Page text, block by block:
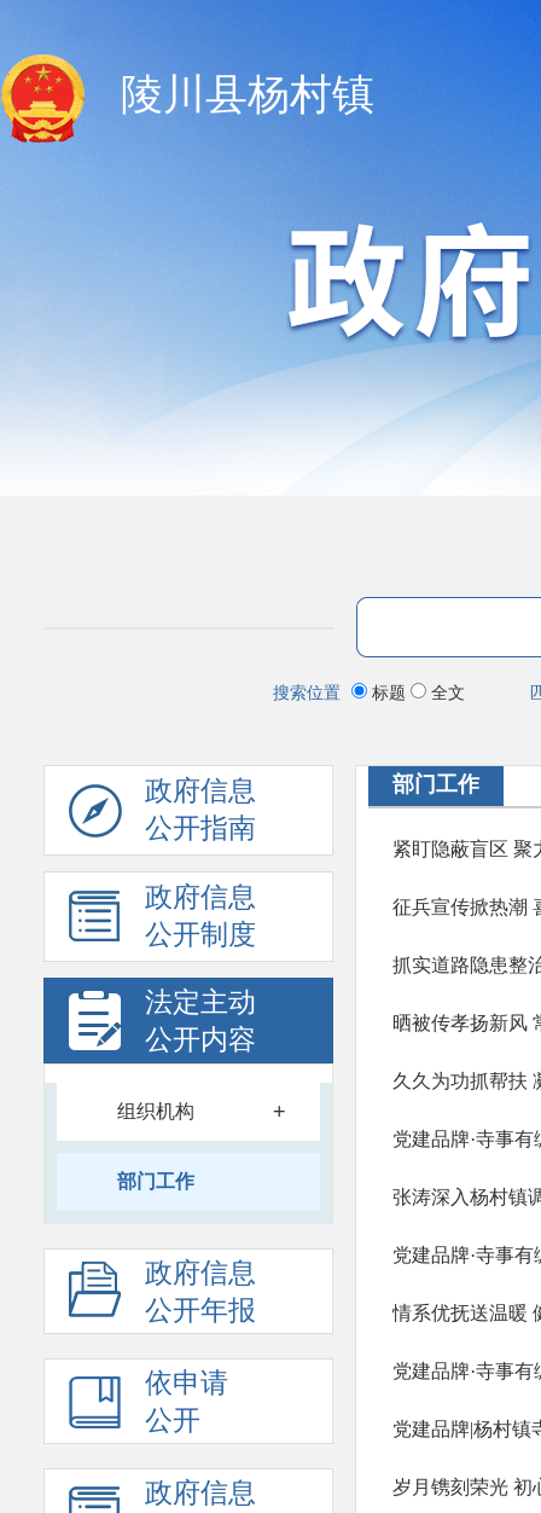
陵川县杨村镇
搜索位置 标题 全文
政府信息
公开指南
政府信息
公开制度
法定主动
公开内容
组织机构 +
部门工作
政府信息
公开年报
依申请
公开
政府信息
部门工作
紧盯隐蔽盲区 聚
征兵宣传掀热潮
抓实道路隐患整
晒被传孝扬新风
党建品牌·寺事
张涛深入杨村镇
党建品牌·寺事有
党建品牌·寺事
党建品牌|杨村镇
岁月镌刻荣光 初